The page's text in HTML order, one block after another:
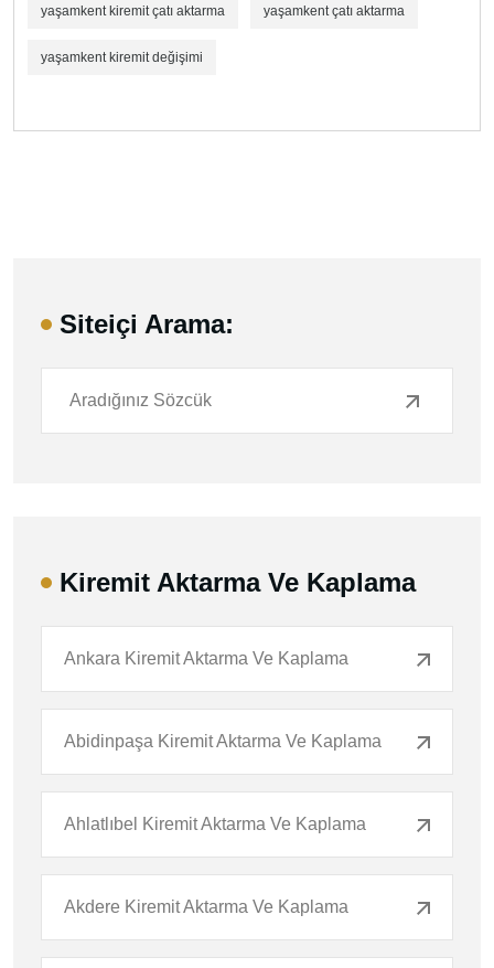
yaşamkent kiremit çatı aktarma yaşamkent çatı aktarma
yaşamkent kiremit değişimi
Siteiçi Arama:
Kiremit Aktarma Ve Kaplama
Ankara Kiremit Aktarma Ve Kaplama
Abidinpaşa Kiremit Aktarma Ve Kaplama
Ahlatlıbel Kiremit Aktarma Ve Kaplama
Akdere Kiremit Aktarma Ve Kaplama